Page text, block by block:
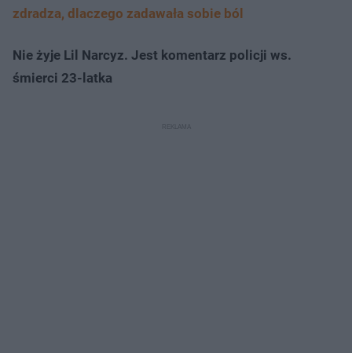
zdradza, dlaczego zadawała sobie ból
Nie żyje Lil Narcyz. Jest komentarz policji ws.
śmierci 23-latka